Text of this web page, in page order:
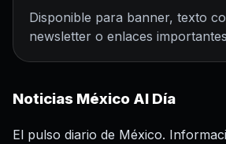
Disponible para banner, texto
newsletter o enlaces
Noticias México Al Día
El pulso diario de México.